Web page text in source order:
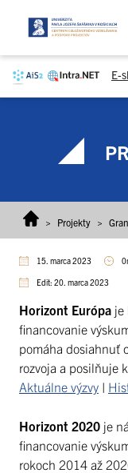
E-
> Projekty >
15. marca 2023
Edit: 20. marca 2023
Horizont Európa je
financovanie
pomáha dosiahnuť
rozvoja a posilňuje
Aktuálne výzvy |
Horizont 2020 je
financovanie
rokoch 2014 až